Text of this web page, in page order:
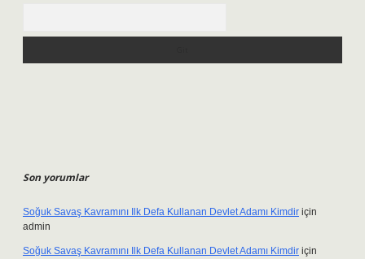
Son yorumlar
Soğuk Savaş Kavramını Ilk Defa Kullanan Devlet Adamı Kimdir için
admin
Soğuk Savaş Kavramını Ilk Defa Kullanan Devlet Adamı Kimdir için